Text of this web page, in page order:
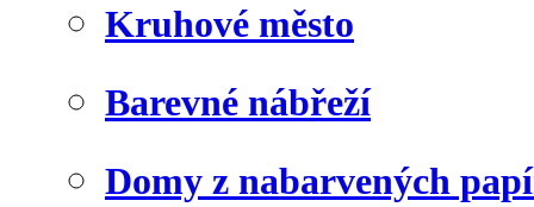
Kruhové město
Barevné nábřeží
Domy z nabarvených